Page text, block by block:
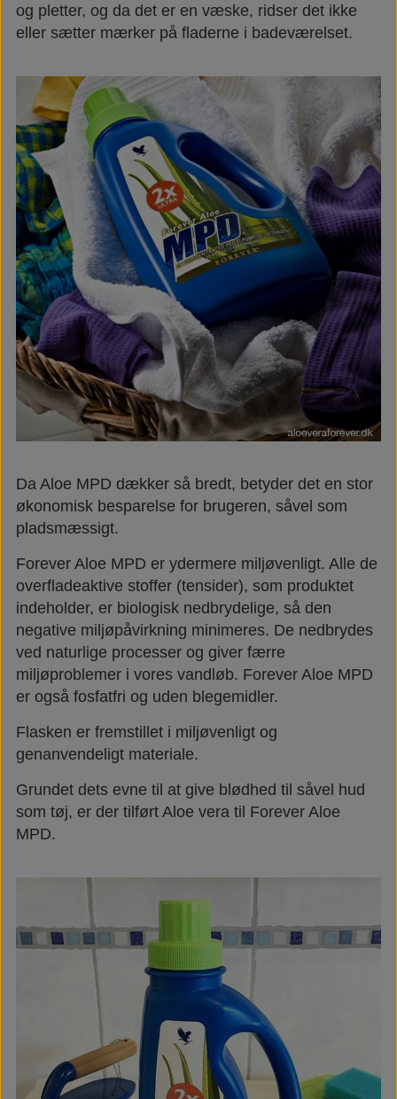
og pletter, og da det er en væske, ridser det ikke
eller sætter mærker på fladerne i badeværelset.
Da Aloe MPD dækker så bredt, betyder det en stor
økonomisk besparelse for brugeren, såvel som
pladsmæssigt.
Forever Aloe MPD er ydermere miljøvenligt. Alle de
overfladeaktive stoffer (tensider), som produktet
indeholder, er biologisk nedbrydelige, så den
negative miljøpåvirkning minimeres. De nedbrydes
ved naturlige processer og giver færre
miljøproblemer i vores vandløb. Forever Aloe MPD
er også fosfatfri og uden blegemidler.
Flasken er fremstillet i miljøvenligt og
genanvendeligt materiale.
Grundet dets evne til at give blødhed til såvel hud
som tøj, er der tilført Aloe vera til Forever Aloe
MPD.